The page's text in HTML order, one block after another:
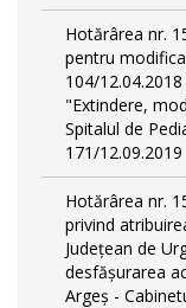
Hotărârea nr.
pentru
104/
"Extindere,
Spitalul de
171/12.09.2019
Hotărârea nr.
privind
Judeţean de
desfăşurarea
Argeş -